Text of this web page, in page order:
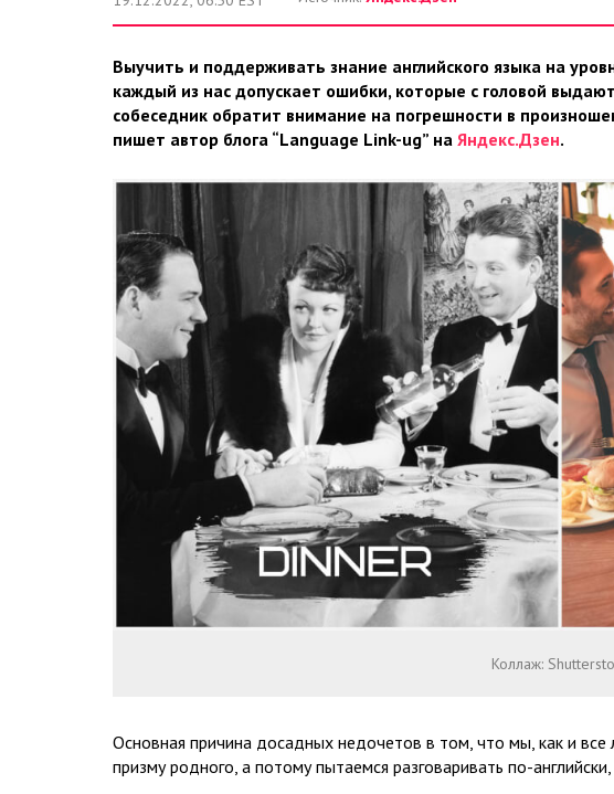
Выучить и поддерживать знание английского языка на
каждый из нас допускает ошибки, которые с головой
собеседник обратит внимание на погрешности в
пишет автор блога “Language Link-ug” на Яндекс.Дзен.
Коллаж:
Основная причина досадных недочетов в том, что мы, как и
призму родного, а потому пытаемся разговаривать по-